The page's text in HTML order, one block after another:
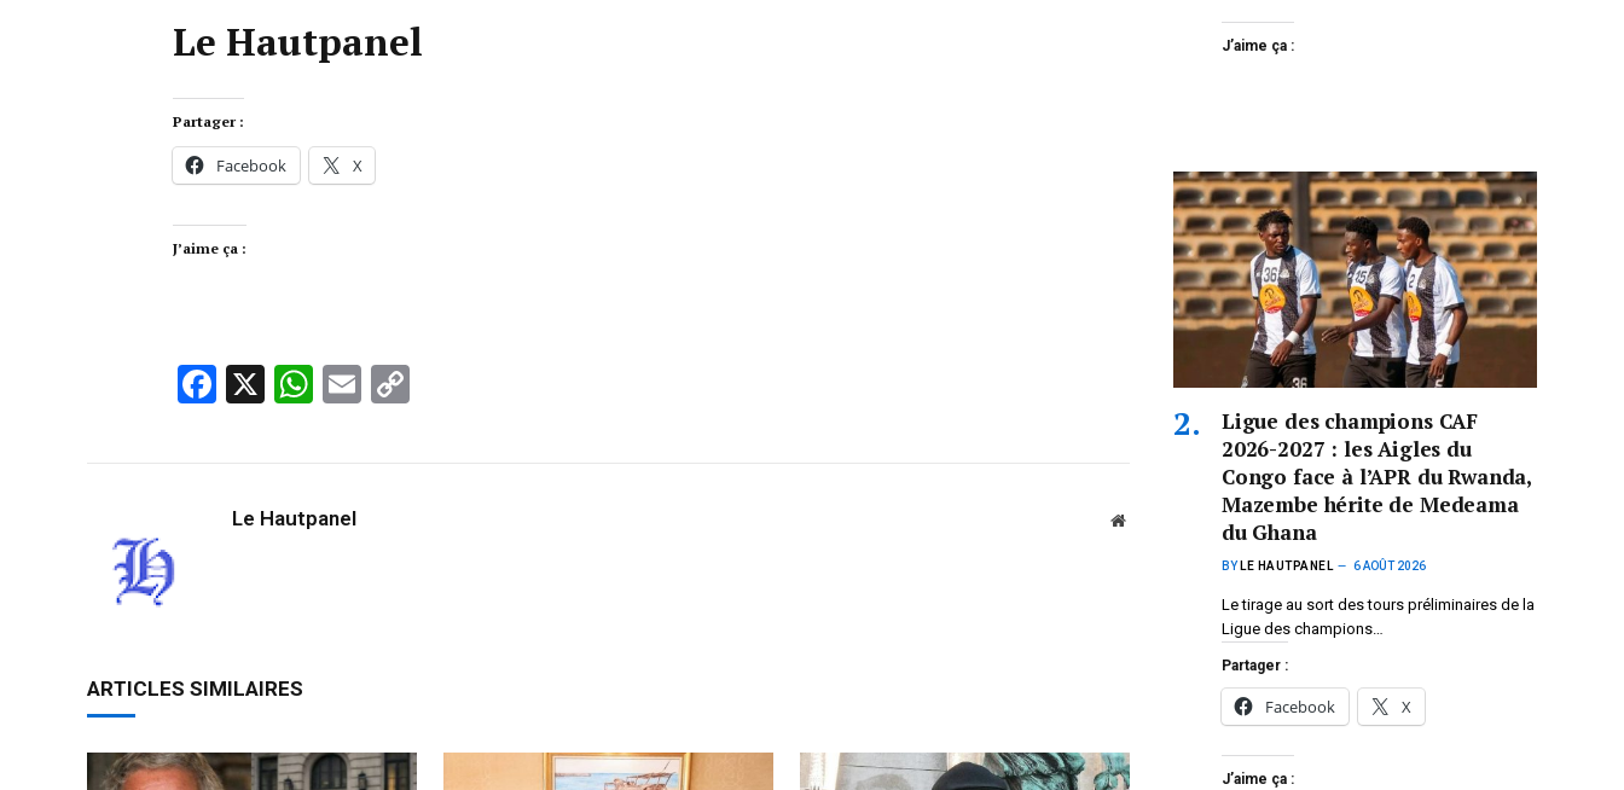
Le Hautpanel
Partager :
Facebook X
J’aime ça :
Facebook
X WhatsApp
Email
Le Hautpanel Website
ARTICLES SIMILAIRES
J’aime ça :
Ligue des champions CAF
2026-2027 : les Aigles du
Congo face à l’APR du Rwanda,
Mazembe hérite de Medeama
du Ghana
BY LE HAUTPANEL 6 AOÛT 2026
Le tirage au sort des tours préliminaires de la
Ligue des champions…
Partager :
Facebook X
J’aime ça :